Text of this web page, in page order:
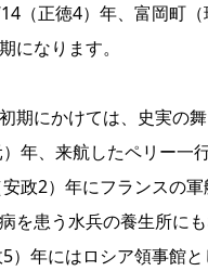
（正徳4）年、富岡町
になります。
期にかけては、史実の
年、来航したペリー一
政2）年にフランスの
を患う水兵の養生所にも
）年にはロシア領事館